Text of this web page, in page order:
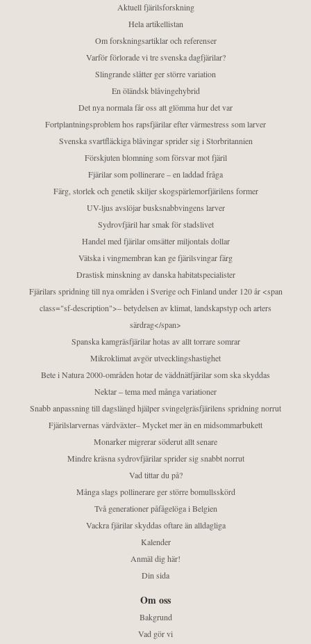
Aktuell fjärilsforskning
Hela artikellistan
Om forskningsartiklar och referenser
Varför förlorade vi tre svenska dagfjärilar?
Slingrande slåtter ger större variation
En öländsk blåvingehybrid
Det nya normala får oss att glömma hur det var
Fortplantningsproblem hos rapsfjärilar efter värmestress som larver
Svenska svartfläckiga blåvingar sprider sig i Storbritannien
Förskjuten blomning som försvar mot fjäril
Fjärilar som pollinerare – en laddad fråga
Färg, storlek och genetik skiljer skogspärlemorfjärilens former
UV-ljus avslöjar busksnabbvingens larver
Sydrovfjäril har smak för stadslivet
Handel med fjärilar omsätter miljontals dollar
Vätska i vingmembran kan ge fjärilsvingar färg
Drastisk minskning av danska habitatspecialister
Fjärilars spridning till nya områden i Sverige och Finland under 120 år <span
class="sf-description">– betydelsen av klimat, landskapstyp och arters
särdrag</span>
Spanska kamgräsfjärilar hotas av allt torrare somrar
Mikroklimat avgör utvecklingshastighet
Bete i Natura 2000-områden hotar de väddnätfjärilar som ska skyddas
Nektar – tema med många variationer
Snabb anpassning till dagslängd hjälper svingelgräsfjärilens spridning norrut
Fjärilslarvernas värdväxter– Mycket mer än en midsommarbukett
Monarker migrerar söderut allt senare
Mindre kräsna sydrovfjärilar sprider sig snabbt norrut
Vad tittar du på?
Många slags pollinerare ger större bomullsskörd
Två generationer påfågelöga i Belgien
Vackra fjärilar skyddas oftare än alldagliga
Kalender
Anmäl dig här!
Din sida
Om oss
Bakgrund
Vad gör vi